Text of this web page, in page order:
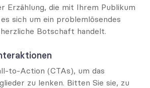
Erzählung, die mit Ihrem Publikum
sich um ein problemlösendes
Botschaft handelt.
to-Action (CTAs), um das
zu lenken. Bitten Sie sie, zu